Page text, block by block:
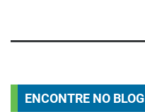
ENCONTRE NO BLOG